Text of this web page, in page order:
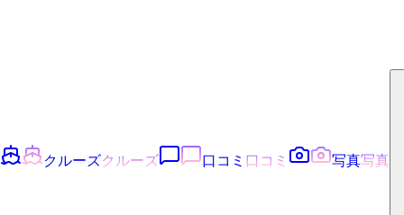
クルーズクルーズ 口コミ 口コミ 写真写真